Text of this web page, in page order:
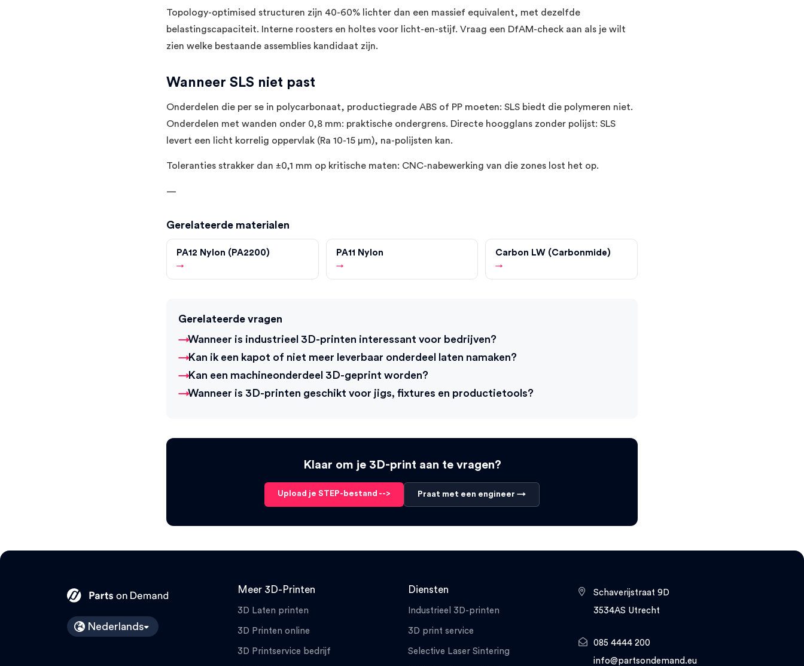
Topology-optimised structuren zijn 40-60% lichter dan een massief equivalent, met dezelfde
belastingscapaciteit. Interne roosters en holtes voor licht-en-stijf. Vraag een DfAM-check aan als je wilt
zien welke bestaande assemblies kandidaat zijn.
Wanneer SLS niet past
Onderdelen die per se in polycarbonaat, productiegrade ABS of PP moeten: SLS biedt die polymeren niet.
Onderdelen met wanden onder 0,8 mm: praktische ondergrens. Directe hoogglans zonder polijst: SLS
levert een licht korrelig oppervlak (Ra 10-15 μm), na-polijsten kan.
Toleranties strakker dan ±0,1 mm op kritische maten: CNC-nabewerking van die zones lost het op.
—
Gerelateerde materialen
PA12 Nylon (PA2200)
→
PA11 Nylon
→
Carbon LW (Carbonmide)
→
Gerelateerde vragen
Wanneer is industrieel 3D-printen interessant voor bedrijven?
Kan ik een kapot of niet meer leverbaar onderdeel laten namaken?
Kan een machineonderdeel 3D-geprint worden?
Wanneer is 3D-printen geschikt voor jigs, fixtures en productietools?
Klaar om je 3D-print aan te vragen?
Upload je STEP-bestand --> Praat met een engineer →
Nederlands
Meer 3D-Printen
3D Laten printen
3D Printen online
3D Printservice bedrijf
Diensten
Industrieel 3D-printen
3D print service
Selective Laser Sintering
Schaverijstraat 9D
3534AS Utrecht
085 4444 200
info@partsondemand.eu